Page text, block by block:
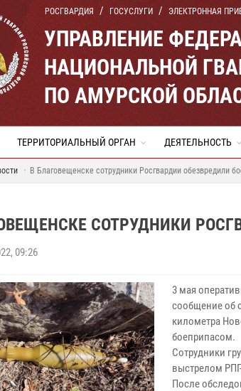
РОСГВАРДИЯ ГОСУСЛУГИ ЭЛЕКТРОННАЯ
УПРАВЛЕНИЕ
НАЦИОНАЛЬНОЙ
ПО АМУРСКОЙ
ТЕРРИТОРИАЛЬНЫЙ ОРГАН ДЕЯТЕЛЬНОСТЬ
В Благовещенске сотрудники Росгвардии обезвредили
СОТРУДНИКИ
09:26
3 мая
сообщение об
километра
боеприпасом.
Сотрудники
выстрелом
После